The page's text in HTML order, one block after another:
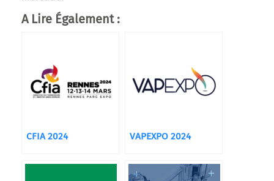
A Lire Également :
CFIA 2024 VAPEXPO 2024